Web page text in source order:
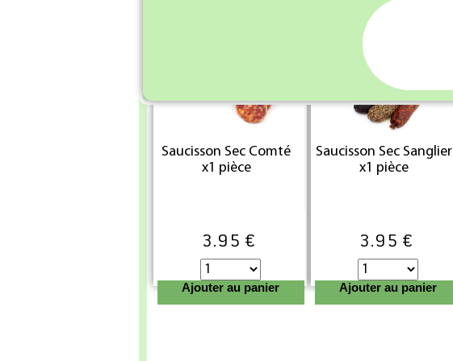
Saucisson Sec Comté
x1 pièce
3.95 €
Ajouter au panier
Saucisson Sec Sanglier
x1 pièce
3.95 €
Ajouter au panier